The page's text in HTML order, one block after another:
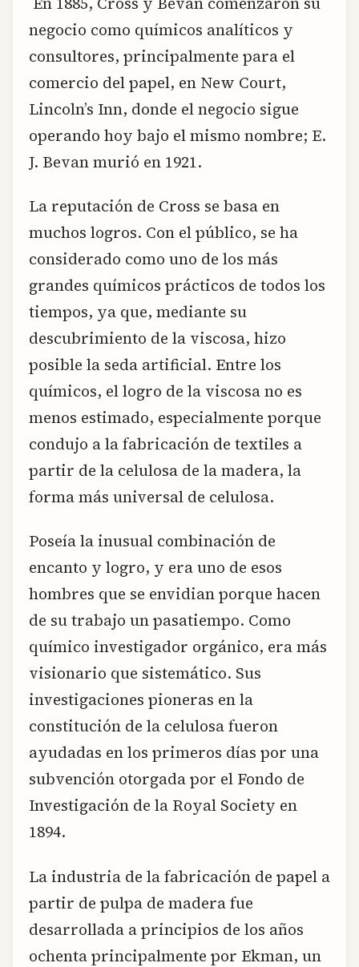
negocio como químicos analíticos y
consultores, principalmente para el
comercio del papel, en New Court,
Lincoln’s Inn, donde el negocio sigue
operando hoy bajo el mismo nombre; E.
J. Bevan murió en 1921.
La reputación de Cross se basa en
muchos logros. Con el público, se ha
considerado como uno de los más
grandes químicos prácticos de todos los
tiempos, ya que, mediante su
descubrimiento de la viscosa, hizo
posible la seda artificial. Entre los
químicos, el logro de la viscosa no es
menos estimado, especialmente porque
condujo a la fabricación de textiles a
partir de la celulosa de la madera, la
forma más universal de celulosa.
Poseía la inusual combinación de
encanto y logro, y era uno de esos
hombres que se envidian porque hacen
de su trabajo un pasatiempo. Como
químico investigador orgánico, era más
visionario que sistemático. Sus
investigaciones pioneras en la
constitución de la celulosa fueron
ayudadas en los primeros días por una
subvención otorgada por el Fondo de
Investigación de la Royal Society en
1894.
La industria de la fabricación de papel a
partir de pulpa de madera fue
desarrollada a principios de los años
ochenta principalmente por Ekman, un